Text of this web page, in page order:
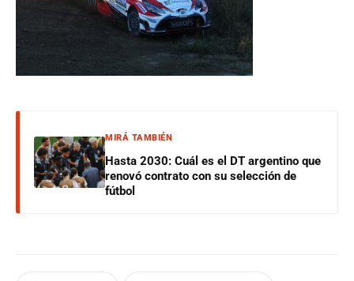
MIRÁ TAMBIÉN
Hasta 2030: Cuál es el DT argentino que
renovó contrato con su selección de
fútbol